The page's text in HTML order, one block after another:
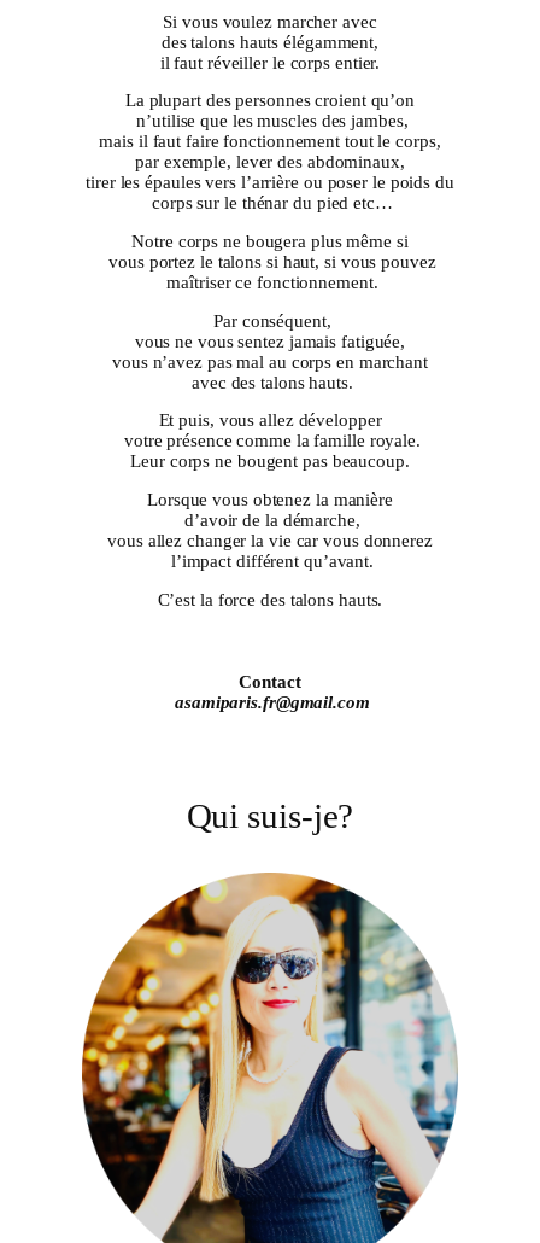
Si vous voulez marcher avec
des talons hauts élégamment,
il faut réveiller le corps entier.
La plupart des personnes croient qu’on
n’utilise que les muscles des jambes,
mais il faut faire fonctionnement tout le corps,
par exemple, lever des abdominaux,
tirer les épaules vers l’arrière ou poser le poids du
corps sur le thénar du pied etc…
Notre corps ne bougera plus même si
vous portez le talons si haut, si vous pouvez
maîtriser ce fonctionnement.
Par conséquent,
vous ne vous sentez jamais fatiguée,
vous n’avez pas mal au corps en marchant
avec des talons hauts.
Et puis, vous allez développer
votre présence comme la famille royale.
Leur corps ne bougent pas beaucoup.
Lorsque vous obtenez la manière
d’avoir de la démarche,
vous allez changer la vie car vous donnerez
l’impact différent qu’avant.
C’est la force des talons hauts.
Contact
asamiparis.fr@gmail.com
Qui suis-je?